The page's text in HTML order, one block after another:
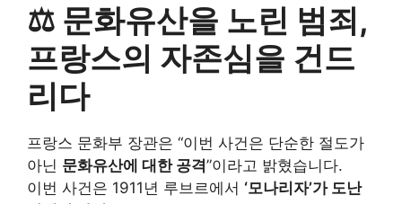
⚖️ 문화유산을 노린 범죄,
프랑스의 자존심을 건드
리다
프랑스 문화부 장관은 “이번 사건은 단순한 절도가
아닌 문화유산에 대한 공격”이라고 밝혔습니다.
이번 사건은 1911년 루브르에서 ‘모나리자’가 도난